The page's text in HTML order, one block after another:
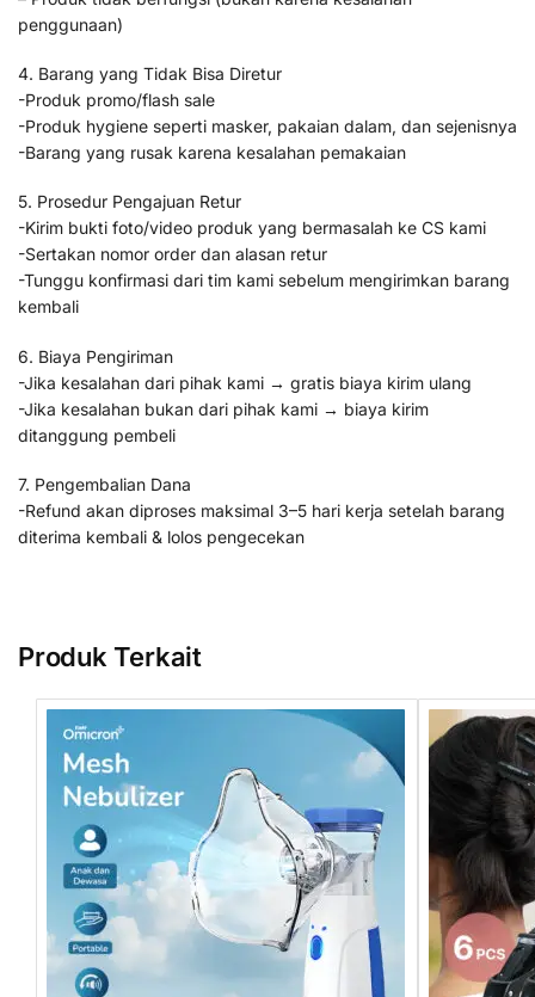
penggunaan)
4. Barang yang Tidak Bisa Diretur
-Produk promo/flash sale
-Produk hygiene seperti masker, pakaian dalam, dan sejenisnya
-Barang yang rusak karena kesalahan pemakaian
5. Prosedur Pengajuan Retur
-Kirim bukti foto/video produk yang bermasalah ke CS kami
-Sertakan nomor order dan alasan retur
-Tunggu konfirmasi dari tim kami sebelum mengirimkan barang
kembali
6. Biaya Pengiriman
-Jika kesalahan dari pihak kami → gratis biaya kirim ulang
-Jika kesalahan bukan dari pihak kami → biaya kirim
ditanggung pembeli
7. Pengembalian Dana
-Refund akan diproses maksimal 3–5 hari kerja setelah barang
diterima kembali & lolos pengecekan
Produk Terkait